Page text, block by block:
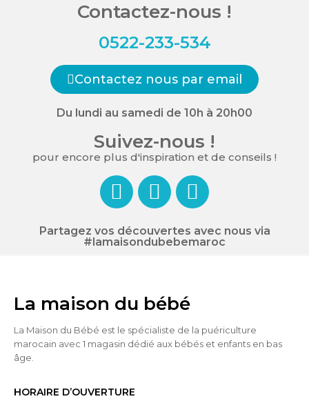
Contactez-nous !
0522-233-534
Contactez nous par email
Du lundi au samedi de 10h à 20h00
Suivez-nous !
pour encore plus d'inspiration et de conseils !
Partagez vos découvertes avec nous via
#lamaisondubebemaroc
La maison du bébé
La Maison du Bébé est le spécialiste de la puériculture
marocain avec 1 magasin dédié aux bébés et enfants en bas
âge.
HORAIRE D’OUVERTURE